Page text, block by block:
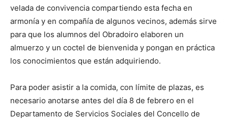
velada de convivencia compartiendo esta fecha en
armonía y en compañía de algunos vecinos, además sirve
para que los alumnos del Obradoiro elaboren un
almuerzo y un coctel de bienvenida y pongan en práctica
los conocimientos que están adquiriendo.
Para poder asistir a la comida, con límite de plazas, es
necesario anotarse antes del día 8 de febrero en el
Departamento de Servicios Sociales del Concello de